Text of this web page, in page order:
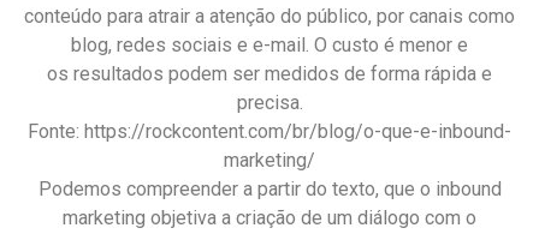
conteúdo para atrair a atenção do público, por canais como
blog, redes sociais e e-mail. O custo é menor e
os resultados podem ser medidos de forma rápida e
precisa.
Fonte: https://rockcontent.com/br/blog/o-que-e-inbound-
marketing/
Podemos compreender a partir do texto, que o inbound
marketing objetiva a criação de um diálogo com o